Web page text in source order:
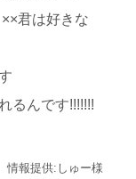
君は好きな
るんです!!!!!!!
情報提供:しゅー様